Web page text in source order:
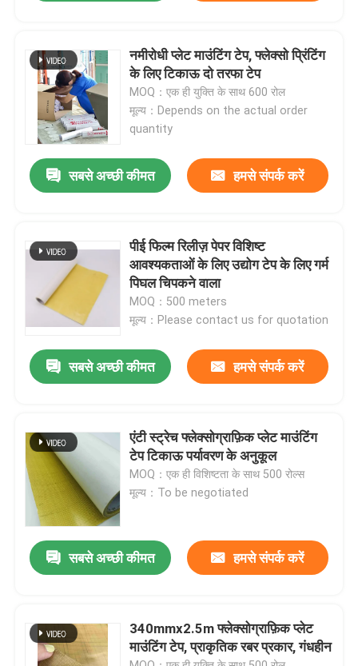
उत्पाद
वीडियो
हमारे बारे में
गुणवत्ता नियंत्रण
हमसे संपर्क करें
एक बोली का अनुरोध
कालीन चिपकने वाला टेप
नमीरोधी प्लेट माउंटिंग टेप, फ्लेक्सो प्रिंटिंग
के लिए टिकाऊ दो तरफा टेप
MOQ：एक ही युक्ति के साथ 600 रोल
मूल्य：Depends on the actual order
quantity
सबसे अच्छी कीमत हमसे संपर्क करें
पीई फिल्म रिलीज़ पेपर विशिष्ट
आवश्यकताओं के लिए उद्योग टेप के लिए गर्म
पिघल चिपकने वाला
MOQ：500 meters
मूल्य：Please contact us for quotation
सबसे अच्छी कीमत हमसे संपर्क करें
एंटी स्ट्रेच फ्लेक्सोग्राफ़िक प्लेट माउंटिंग
टेप टिकाऊ पर्यावरण के अनुकूल
MOQ：एक ही विशिष्टता के साथ 500 रोल्स
मूल्य：To be negotiated
सबसे अच्छी कीमत हमसे संपर्क करें
340mmx2.5m फ्लेक्सोग्राफ़िक प्लेट
माउंटिंग टेप, प्राकृतिक रबर प्रकार, गंधहीन